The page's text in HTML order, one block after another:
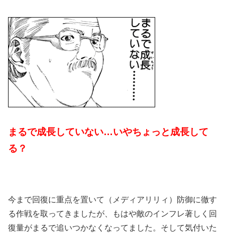
まるで成長していない…いやちょっと成長して
る？
今まで回復に重点を置いて（メディアリリィ）防御に徹す
る作戦を取ってきましたが、もはや敵のインフレ著しく回
復量がまるで追いつかなくなってました。そして気付いた